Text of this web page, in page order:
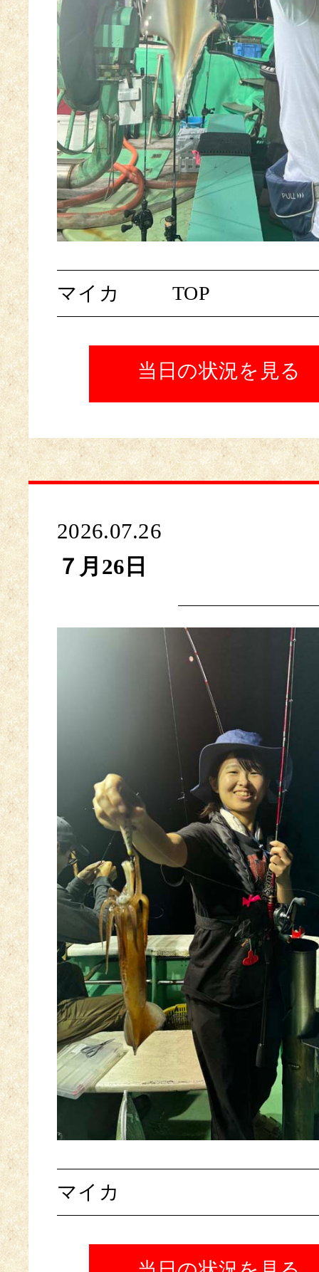
マイカ TOP
当日の状況を見る
2026.07.26
７月26日
マイカ